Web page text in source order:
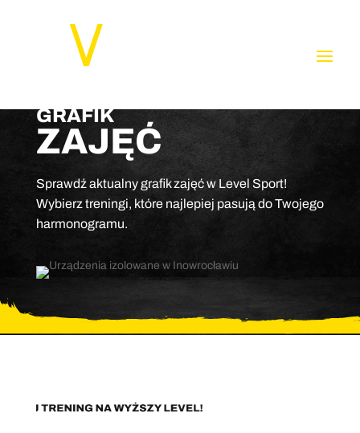
GRAFIK
ZAJĘĆ
Sprawdź aktualny grafik zajęć w Level Sport!
Wybierz treningi, które najlepiej pasują do Twojego
harmonogramu.